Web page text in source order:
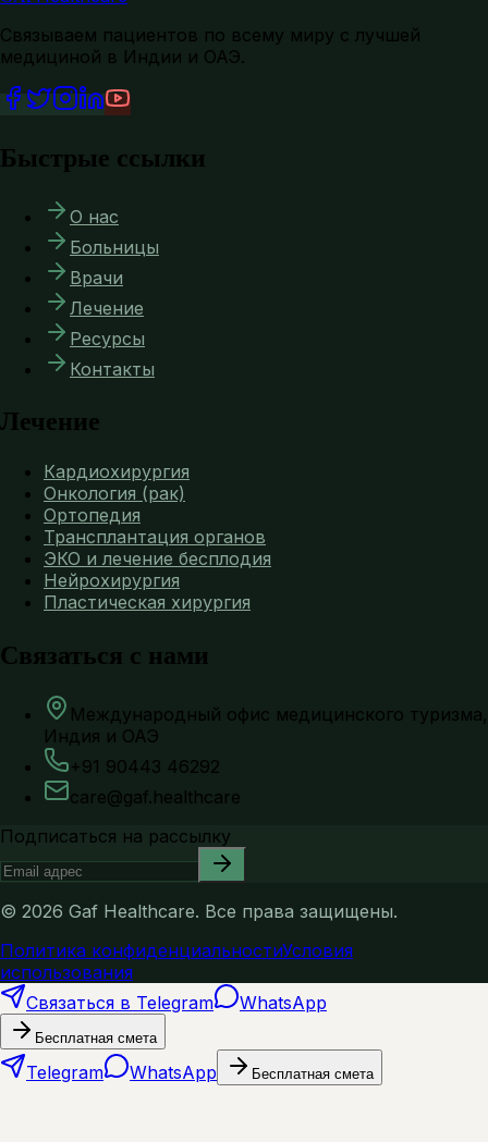
Связываем пациентов по всему миру с лучшей
медициной в Индии и ОАЭ.
Быстрые ссылки
О нас
Больницы
Врачи
Лечение
Ресурсы
Контакты
Лечение
Кардиохирургия
Онкология (рак)
Ортопедия
Трансплантация органов
ЭКО и лечение бесплодия
Нейрохирургия
Пластическая хирургия
Связаться с нами
Международный офис медицинского туризма,
Индия и ОАЭ
+91 90443 46292
care@gaf.healthcare
Подписаться на рассылку
© 2026 Gaf Healthcare. Все права защищены.
Политика конфиденциальностиУсловия
использования
Связаться в Telegram
WhatsApp
Бесплатная смета
Telegram WhatsApp Бесплатная смета